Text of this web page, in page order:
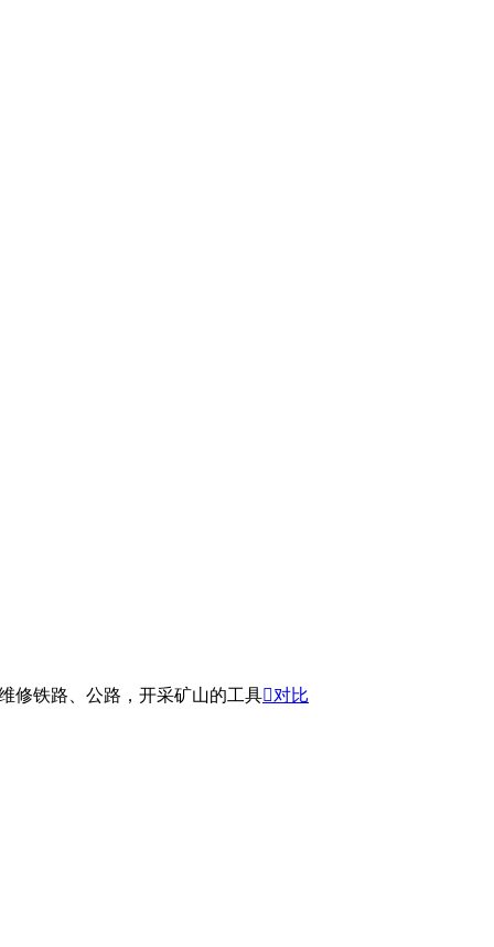
修铁路、公路，开采矿山的工具对比